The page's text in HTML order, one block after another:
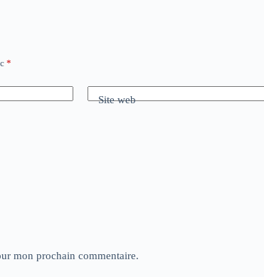
*
Site web
mon prochain commentaire.